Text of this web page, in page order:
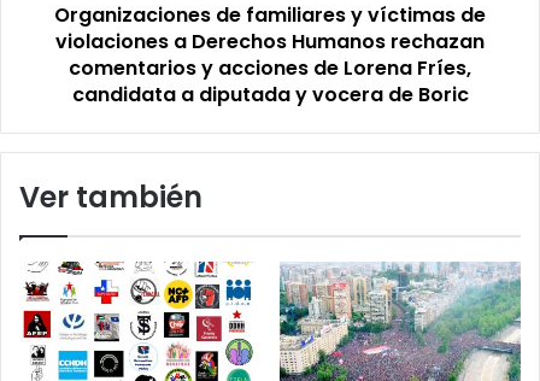
Humanos
rechazan
comentarios
de
Fríes,
a
diputada
y
vocera
de
Boric
Organizaciones de familiares y víctimas de
violaciones a Derechos Humanos rechazan
comentarios y acciones de Lorena Fríes,
candidata a diputada y vocera de Boric
Ver también